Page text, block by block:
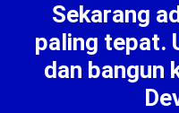
Sekarang
paling tepat.
dan bangun